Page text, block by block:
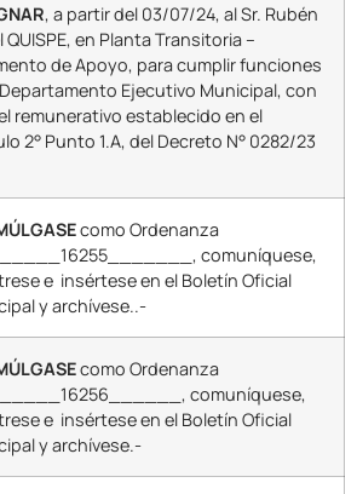
, a partir del 03/07/24, al Sr. Rubén
QUISPE, en Planta Transitoria –
de Apoyo, para cumplir funciones
Ejecutivo Municipal, con
remunerativo establecido en el
2° Punto 1.A, del Decreto N° 0282/23
como Ordenanza
comuníquese,
e insértese en el Boletín Oficial
y archívese..-
como Ordenanza
comuníquese,
e insértese en el Boletín Oficial
y archívese.-